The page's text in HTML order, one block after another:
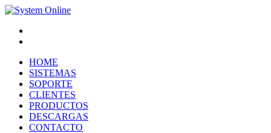
HOME
SISTEMAS
SOPORTE
CLIENTES
PRODUCTOS
DESCARGAS
CONTACTO